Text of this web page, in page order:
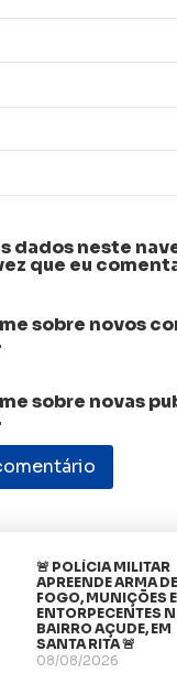
dados neste
que eu
sobre novos
sobre novas
🚨 POLÍCIA MILITAR
APREENDE ARMA DE
FOGO, MUNIÇÕES E
ENTORPECENTES
BAIRRO AÇUDE, EM
SANTA RITA 🚨
08/08/2026